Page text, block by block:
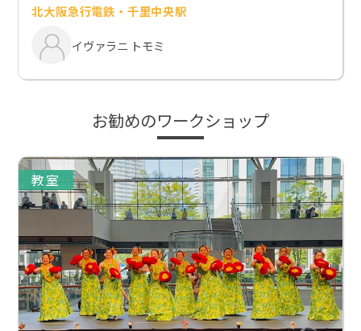
北大阪急行電鉄・千里中央駅
イヴァラニ トモミ
お勧めのワークショップ
教室